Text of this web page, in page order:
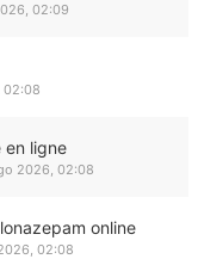
02:09
02:08
en ligne
2026, 02:08
online
02:08